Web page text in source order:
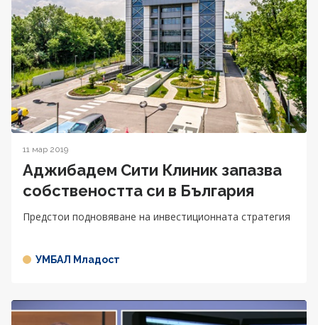
11 мар 2019
Аджибадем Сити Клиник запазва
собствеността си в България
Предстои подновяване на инвестиционната стратегия
УМБАЛ Младост